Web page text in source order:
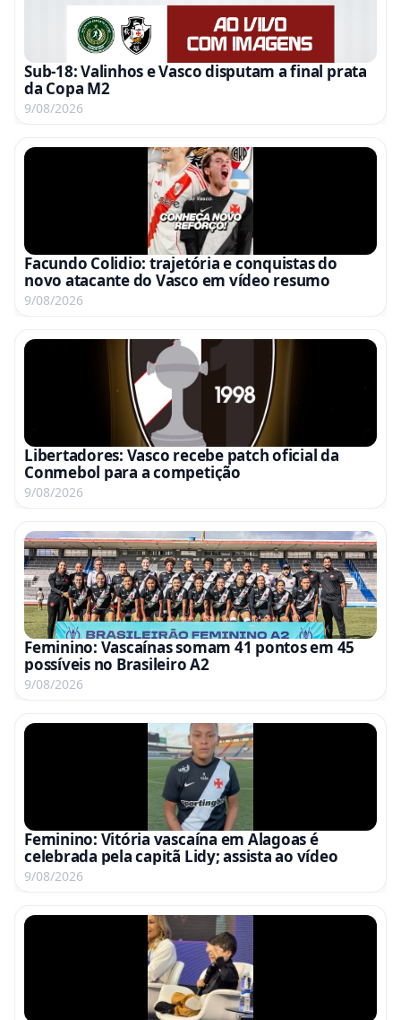
Sub-18: Valinhos e Vasco disputam a final prata
da Copa M2
9/08/2026
Facundo Colidio: trajetória e conquistas do
novo atacante do Vasco em vídeo resumo
9/08/2026
Libertadores: Vasco recebe patch oficial da
Conmebol para a competição
9/08/2026
Feminino: Vascaínas somam 41 pontos em 45
possíveis no Brasileiro A2
9/08/2026
Feminino: Vitória vascaína em Alagoas é
celebrada pela capitã Lidy; assista ao vídeo
9/08/2026